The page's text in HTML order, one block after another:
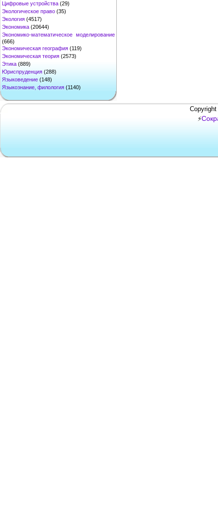
Цифровые устройства (29)
Экологическое право (35)
Экология (4517)
Экономика (20644)
Экономико-математическое моделирование
(666)
Экономическая география (119)
Экономическая теория (2573)
Этика (889)
Юриспруденция (288)
Языковедение (148)
Языкознание, филология (1140)
⚡